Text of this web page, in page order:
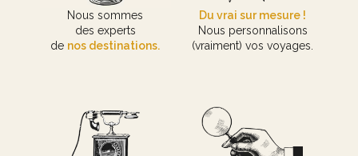
Nous sommes
des experts
de nos destinations.
Du vrai sur mesure !
Nous personnalisons
(vraiment) vos voyages.